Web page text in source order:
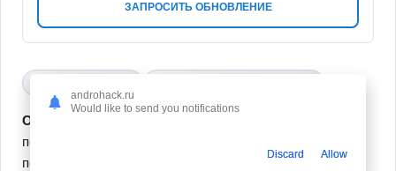
ЗАПРОСИТЬ ОБНОВЛЕНИЕ
Oxford Dictionary
помощник в кармане который соединяет привычный
поиск слова с ежедневной практикой и неожиданными
androhack.ru
Would like to send you notifications
Discard Allow